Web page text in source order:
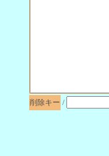
削除キー /